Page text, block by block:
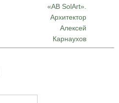
«AB SolArt».
Архитектор
Алексей
Карнаухов